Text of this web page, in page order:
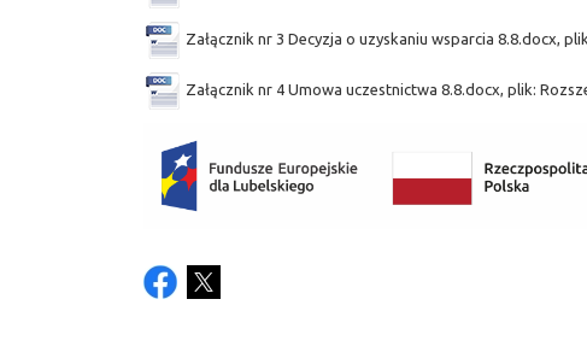
Załącznik nr 3 Decyzja o uzyskaniu wsparcia 8.8.docx,
Załącznik nr 4 Umowa uczestnictwa 8.8.docx, plik: